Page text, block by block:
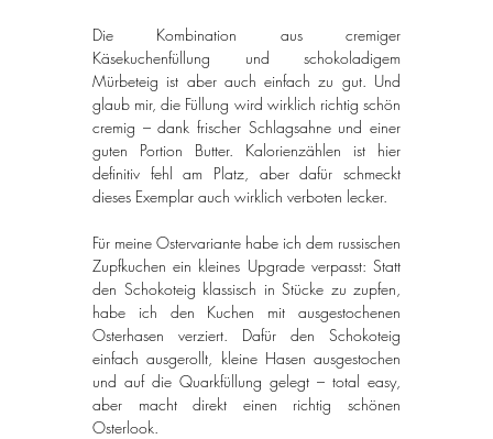
Die Kombination aus cremiger
Käsekuchenfüllung und schokoladigem
Mürbeteig ist aber auch einfach zu gut. Und
glaub mir, die Füllung wird wirklich richtig schön
cremig – dank frischer Schlagsahne und einer
guten Portion Butter. Kalorienzählen ist hier
definitiv fehl am Platz, aber dafür schmeckt
dieses Exemplar auch wirklich verboten lecker.
Für meine Ostervariante habe ich dem russischen
Zupfkuchen ein kleines Upgrade verpasst: Statt
den Schokoteig klassisch in Stücke zu zupfen,
habe ich den Kuchen mit ausgestochenen
Osterhasen verziert. Dafür den Schokoteig
einfach ausgerollt, kleine Hasen ausgestochen
und auf die Quarkfüllung gelegt – total easy,
aber macht direkt einen richtig schönen
Osterlook.